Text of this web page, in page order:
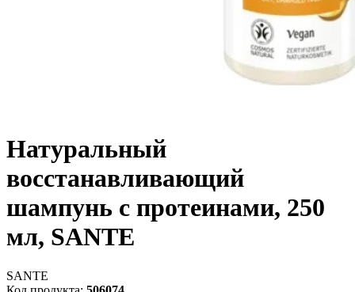
Натуральный
восстанавливающий
шампунь с протеинами, 250
мл, SANTE
SANTE